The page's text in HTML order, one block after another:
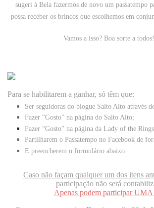
sugeri à Bela fazermos de novo um passatempo
possa receber os brincos que escolhemos em
Vamos a isso? Boa sorte a
Para se habilitarem a ganhar, só têm que:
Ser seguidoras do blogue Salto Alto através
Fazer “Gosto” na página do Salto Alto;
Fazer “Gosto” na página da Lady of the Rings
Partilharem o Passatempo no Facebook de
E preencherem o formulário abaixo.
Caso não façam qualquer um dos itens
participação não será
Apenas podem participar UMA